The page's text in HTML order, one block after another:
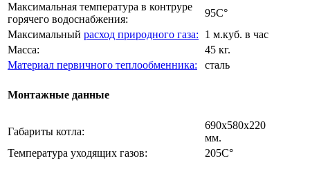
Максимальная температура в контруре
горячего водоснабжения:
95C°
Максимальный расход природного газа:
1 м.куб. в час
Масса:
45 кг.
Материал первичного теплообменника:
сталь
Монтажные данные
Габариты котла:
690х580х220
мм.
Температура уходящих газов:
205C°